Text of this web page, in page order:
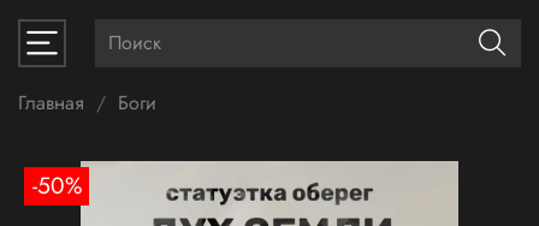
Главная Боги
-50%